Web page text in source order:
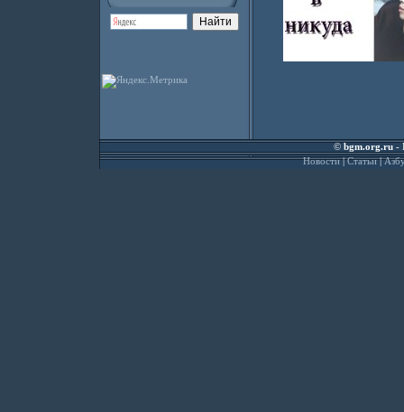
©bgm.org.ru-
Новости|Статьи|